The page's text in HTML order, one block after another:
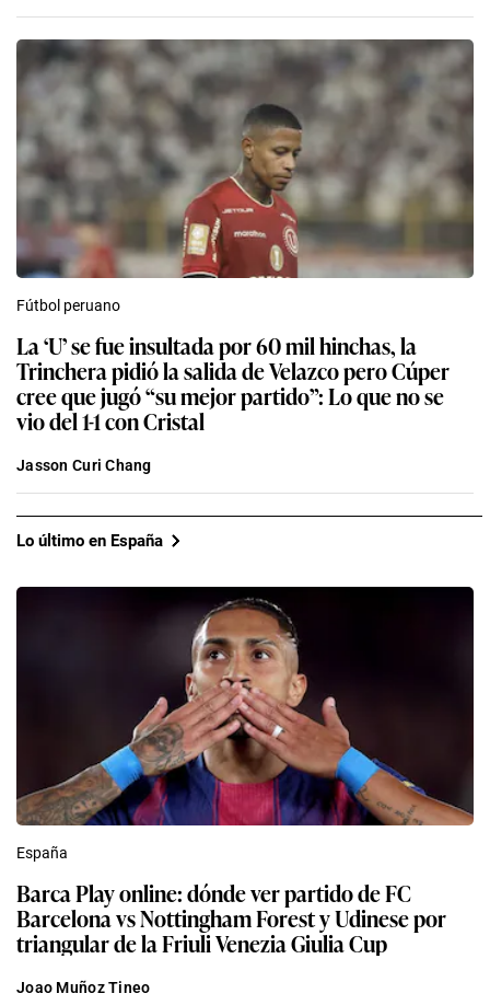
Fútbol peruano
La ‘U’ se fue insultada por 60 mil hinchas, la
Trinchera pidió la salida de Velazco pero Cúper
cree que jugó “su mejor partido”: Lo que no se
vio del 1-1 con Cristal
Jasson Curi Chang
Lo último en España
España
Barca Play online: dónde ver partido de FC
Barcelona vs Nottingham Forest y Udinese por
triangular de la Friuli Venezia Giulia Cup
Joao Muñoz Tineo